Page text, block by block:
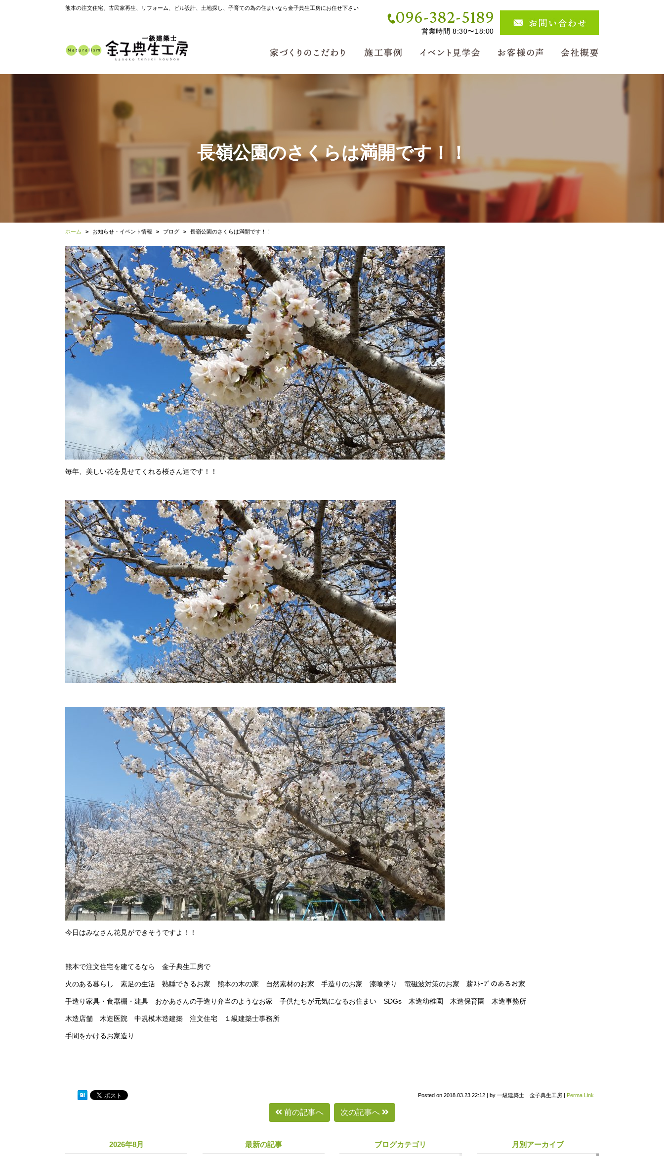
熊本の注文住宅、古民家再生、リフォーム、ビル設計、土地探し、子育ての為の住まいなら金子典生工房にお任せ下さい 096-382-5189
営業時間 8:30〜18:00
長嶺公園のさくらは満開です！！
ホーム お知らせ・イベント情報 ブログ 長嶺公園のさくらは満開です！！
毎年、美しい花を見せてくれる桜さん達です！！
今日はみなさん花見ができそうですよ！！
熊本で注文住宅を建てるなら 金子典生工房で
火のある暮らし 素足の生活 熟睡できるお家 熊本の木の家 自然素材のお家 手造りのお家 漆喰塗り 電磁波対策のお家 薪ｽﾄｰﾌﾞのあるお家
手造り家具・食器棚・建具 おかあさんの手造り弁当のようなお家 子供たちが元気になるお住まい SDGs 木造幼稚園 木造保育園 木造事務所
木造店舗 木造医院 中規模木造建築 注文住宅 １級建築士事務所
手間をかけるお家造り
Posted on 2018.03.23 22:12 | by 一級建築士 金子典生工房 | Perma Link
前の記事へ 次の記事へ
2026年8月 最新の記事 ブログカテゴリ 月別アーカイブ